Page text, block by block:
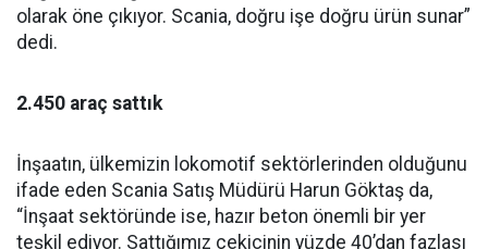
olarak öne çıkıyor. Scania, doğru işe doğru ürün sunar”
dedi.
2.450 araç sattık
İnşaatın, ülkemizin lokomotif sektörlerinden olduğunu
ifade eden Scania Satış Müdürü Harun Göktaş da,
“İnşaat sektöründe ise, hazır beton önemli bir yer
teşkil ediyor. Sattığımız çekicinin yüzde 40’dan fazlası